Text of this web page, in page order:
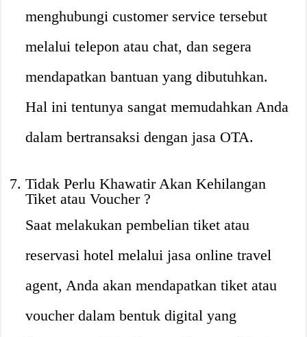
menghubungi customer service tersebut
melalui telepon atau chat, dan segera
mendapatkan bantuan yang dibutuhkan.
Hal ini tentunya sangat memudahkan Anda
dalam bertransaksi dengan jasa OTA.
Tidak Perlu Khawatir Akan Kehilangan
Tiket atau Voucher ?
Saat melakukan pembelian tiket atau
reservasi hotel melalui jasa online travel
agent, Anda akan mendapatkan tiket atau
voucher dalam bentuk digital yang